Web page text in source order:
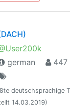
german
447
deutschsprachige
14.03.2019)